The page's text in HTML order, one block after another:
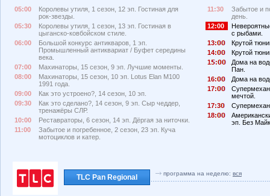
05:00
Королевы утиля, 1 сезон, 12 эп. Гостиная для
рок-звезды.
05:30
Королевы утиля, 1 сезон, 13 эп. Гостиная в
цыганско-ковбойском стиле.
06:00
Большой конкурс антикваров, 1 эп.
Промышленный антиквариат / Буфет середины
века.
07:00
Махинаторы, 15 сезон, 9 эп. Лучшие моменты.
08:00
Махинаторы, 15 сезон, 10 эп. Lotus Elan M100
1991 года.
09:00
Как это устроено?, 14 сезон, 10 эп.
09:30
Как это сделано?, 14 сезон, 9 эп. Сыр чеддер,
тренажёры СЛР.
10:00
Реставраторы, 6 сезон, 14 эп. Дёргая за ниточки.
11:00
Забытое и погребенное, 2 сезон, 23 эп. Куча
мотоциклов и катер.
11:30
Забытое и
день.
12:00
с рыбами.
13:
Крутой
14:
Крутой
1
:
Дома на
Пан.
16:
Дома на
17:
мечтой.
17:3
18:
эп. Без
TLC Pan Regional программа на неделю: вся